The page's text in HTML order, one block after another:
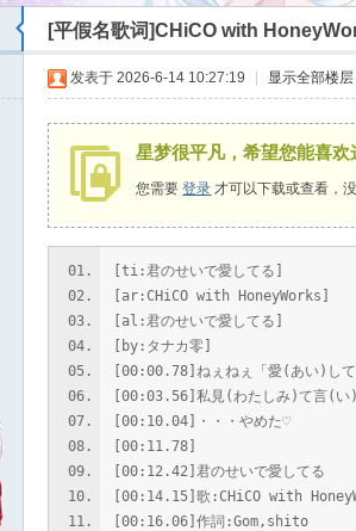
[平假名歌词]CHiCO with
发表于 2026-6-14 10:27:19 显示全部楼层
星梦很平凡，希望您能喜
您需要登录 才可以下载或查看，
[ti:君のせいで愛してる]
[ar:CHiCO with HoneyWorks]
[al:君のせいで愛してる]
[by:タナカ零]
[00:00.78]ねぇねぇ「愛(あい)して
[00:03.56]私見(わたしみ)て言(い
[00:10.04]・・・やめた♡
[00:11.78]
[00:12.42]君のせいで愛してる
[00:14.15]歌:CHiCO with
[00:16.06]作詞:Gom,shito